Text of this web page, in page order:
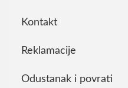
Kontakt
Reklamacije
Odustanak i povrati